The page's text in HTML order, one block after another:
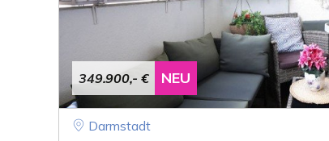
349.900,- € NEU
Darmstadt